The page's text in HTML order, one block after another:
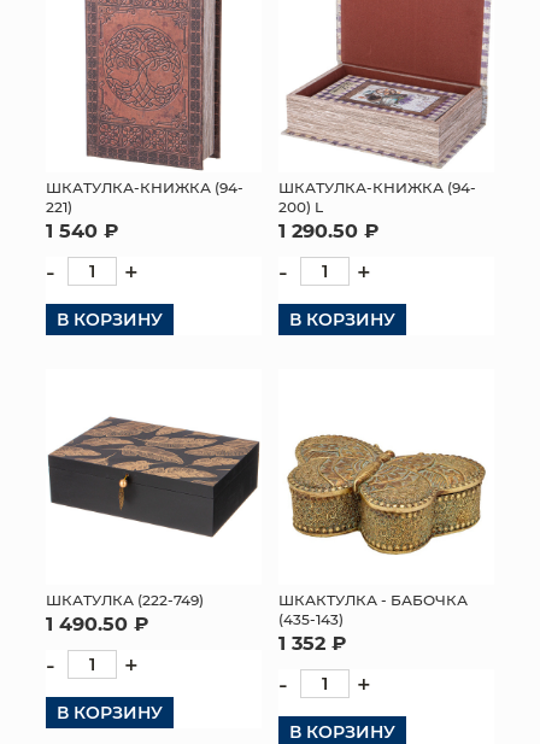
ПАКЕТЫ И СУМКИ
ПОДАРОЧНЫЕ КАРТЫ
ТОРГОВЫЙ ЦЕНТР
ОПТОВЫМ КЛИЕНТАМ
ДОСТАВКА И ОПЛАТА
КОНТАКТЫ
ШКАТУЛКА-КНИЖКА (94-
221)
1 540 ₽
- +
В КОРЗИНУ
ШКАТУЛКА-КНИЖКА (94-
200) L
1 290.50 ₽
- +
В КОРЗИНУ
ШКАТУЛКА (222-749)
1 490.50 ₽
- +
В КОРЗИНУ
ШКАКТУЛКА - БАБОЧКА
(435-143)
1 352 ₽
- +
В КОРЗИНУ